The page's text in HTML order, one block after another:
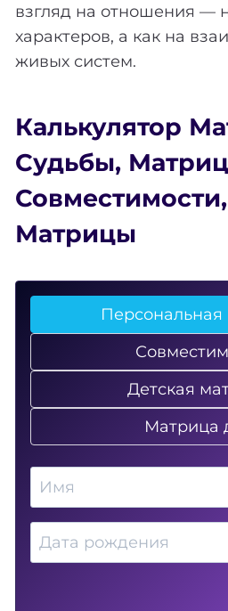
взгляд на отношения —
характеров, а как на
живых систем.
Калькулятор
Судьбы,
Совместимости,
Матрицы
Персональная
Детская
Матрица
Имя
Дата рождения